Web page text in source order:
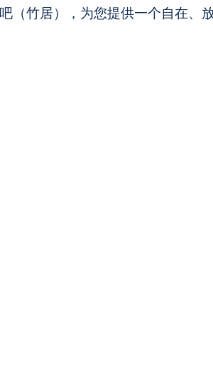
吧（竹居），为您提供一个自在、